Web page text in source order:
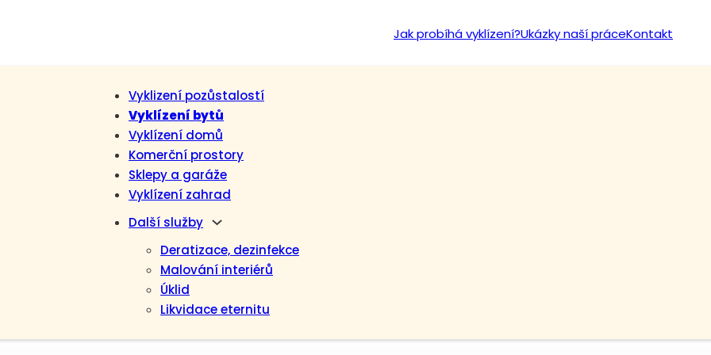
Jak probíhá vyklízení?Ukázky naší práceKontakt
Vyklizení pozůstalostí
Vyklízení bytů
Vyklízení domů
Komerční prostory
Sklepy a garáže
Vyklízení zahrad
Další služby
Deratizace, dezinfekce
Malování interiérů
Úklid
Likvidace eternitu